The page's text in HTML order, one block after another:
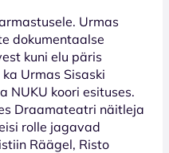
Urmas
dokumentaalse
kuni elu päris
Urmas Sisaski
NUKU koori esituses.
Draamateatri näitleja
rolle jagavad
Räägel, Risto